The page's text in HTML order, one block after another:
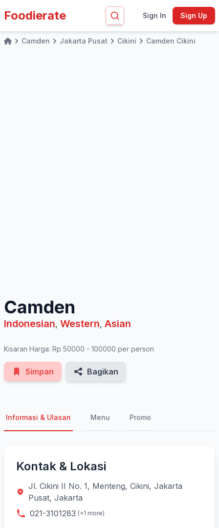
Foodierate Sign In Sign Up
HomeCamden Jakarta Pusat Cikini Camden Cikini
Camden
Indonesian, Western, Asian
Kisaran Harga: Rp 50000 - 100000 per person
Simpan Bagikan
Informasi & Ulasan Menu Promo
Kontak & Lokasi
Jl. Cikini II No. 1, Menteng, Cikini, Jakarta
Pusat, Jakarta
021-3101283 (+1 more)